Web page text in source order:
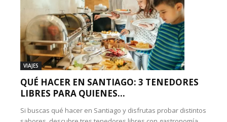
VIAJES
QUÉ HACER EN SANTIAGO: 3 TENEDORES
LIBRES PARA QUIENES...
Si buscas qué hacer en Santiago y disfrutas probar distintos